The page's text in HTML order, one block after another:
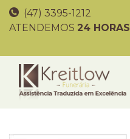
(47) 3395-1212
ATENDEMOS 24 HORAS